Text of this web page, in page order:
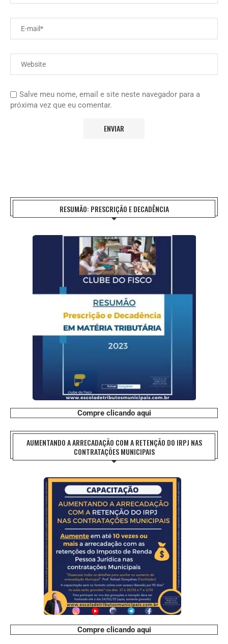
Salve meu nome, email e site neste navegador para a
próxima vez que eu comentar.
RESUMÃO: PRESCRIÇÃO E DECADÊNCIA
Compre clicando aqui
AUMENTANDO A ARRECADAÇÃO COM A RETENÇÃO DO IRPJ NAS
CONTRATAÇÕES MUNICIPAIS
Compre clicando aqui